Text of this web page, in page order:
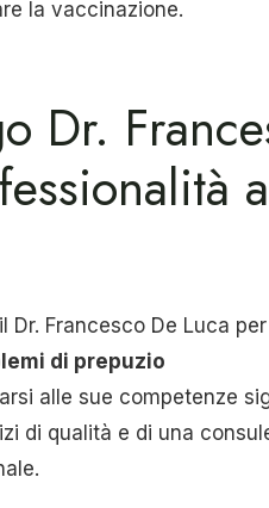
la vaccinazione.
Dr.
Dr. Francesco De Luca
di prepuzio
alle sue competenze
di qualità e di una